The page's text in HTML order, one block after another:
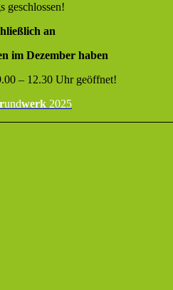
geschlossen!
an
im Dezember haben
– 12.30 Uhr geöffnet!
undwerk 2025